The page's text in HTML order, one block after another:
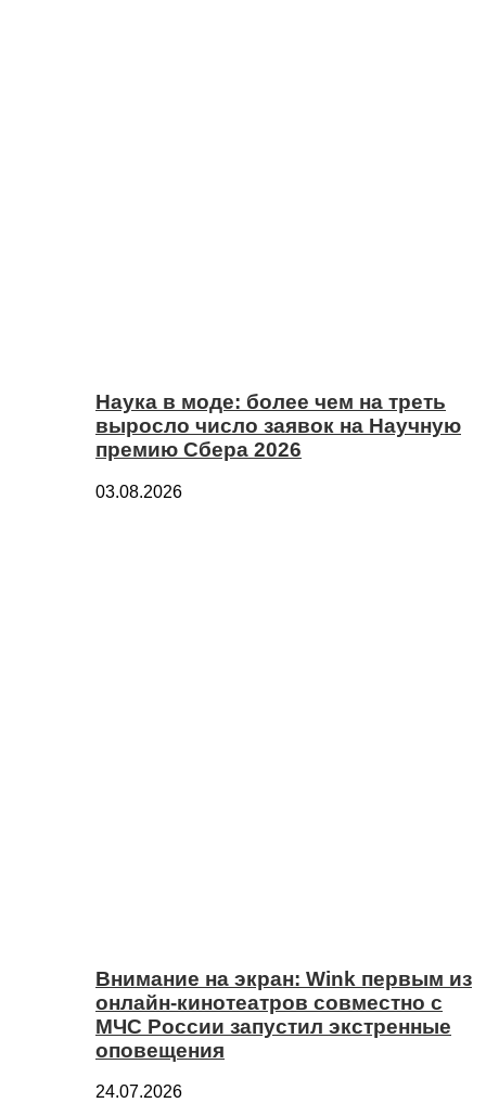
Наука в моде: более чем на треть
выросло число заявок на Научную
премию Сбера 2026
03.08.2026
Внимание на экран: Wink первым из
онлайн-кинотеатров совместно с
МЧС России запустил экстренные
оповещения
24.07.2026